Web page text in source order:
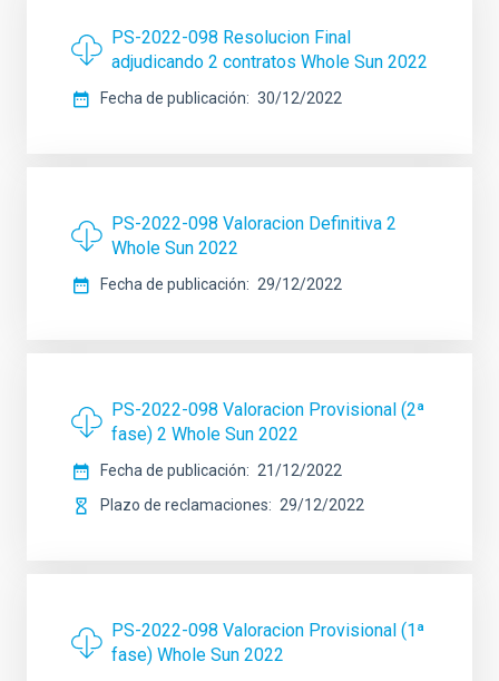
PS-2022-098 Resolucion Final
adjudicando 2 contratos Whole Sun 2022
Fecha de publicación 30/12/2022
PS-2022-098 Valoracion Definitiva 2
Whole Sun 2022
Fecha de publicación 29/12/2022
PS-2022-098 Valoracion Provisional (2ª
fase) 2 Whole Sun 2022
Fecha de publicación
21/12/2022
Plazo de reclamaciones
29/12/2022
PS-2022-098 Valoracion Provisional (1ª
fase) Whole Sun 2022